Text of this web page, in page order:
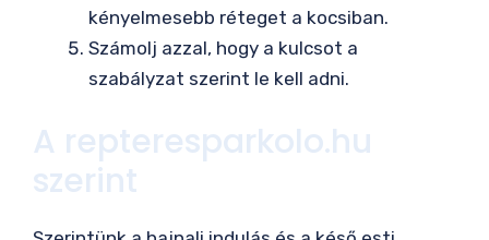
kényelmesebb réteget a kocsiban.
Számolj azzal, hogy a kulcsot a
szabályzat szerint le kell adni.
A repteresparkolo.hu
szerint